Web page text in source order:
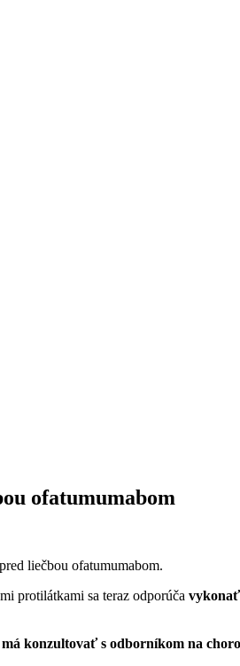
ofatumumabom
liečbou ofatumumabom.
protilátkami sa teraz odporúča vykonať
konzultovať s odborníkom na